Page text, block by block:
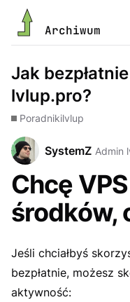
Archiwum
Jak
lvlup.pro?
Poradnikilvlup
SystemZ Admin
Chcę
środków,
Jeśli chciałbyś
bezpłatnie, możesz
aktywność: